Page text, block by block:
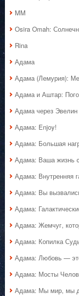
MM
Osira Omah:
Rina
Адама
Адама (Лемурия):
Адама и Аштар:
Адама через
Адама: Enjoy!
Адама: Большая
Адама: Ваша жизнь
Адама: Внутренняя
Адама: Вы
Адама:
Адама: Жемчуг,
Адама: Копилка
Адама: Любовь —
Адама: Мосты
Адама: Мы мир, мы